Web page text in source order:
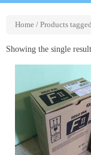
Home/ Products
Showing the single result